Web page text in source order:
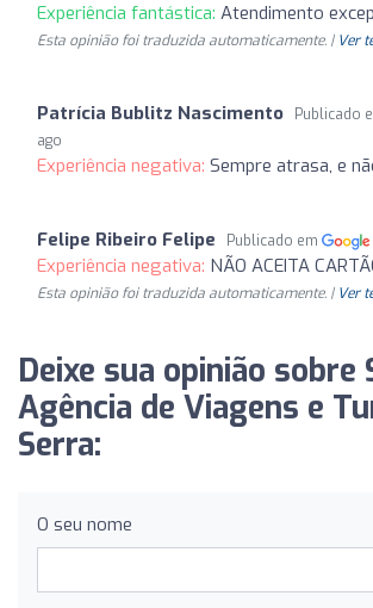
Experiência fantástica: Atendimento
Esta opinião foi traduzida automaticamente. | Ver
Patrícia Bublitz Nascimento Publicado
ago
Experiência negativa: Sempre atrasa, e
Felipe Ribeiro Felipe Publicado em
Experiência negativa: NÃO ACEITA
Esta opinião foi traduzida automaticamente. | Ver
Deixe sua opinião sobre
Agência de Viagens e
Serra:
O seu nome